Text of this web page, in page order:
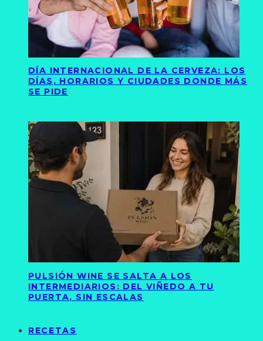
DÍA INTERNACIONAL DE LA CERVEZA: LOS
DÍAS, HORARIOS Y CIUDADES DONDE MÁS
SE PIDE
PULSIÓN WINE SE SALTA A LOS
INTERMEDIARIOS: DEL VIÑEDO A TU
PUERTA, SIN ESCALAS
RECETAS